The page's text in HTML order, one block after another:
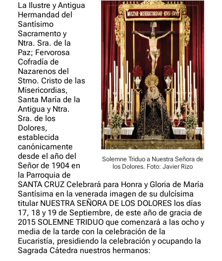
Solemne Triduo a Nuestra Señora de
los Dolores. Foto: Javier Rizo
La Ilustre y Antigua
Hermandad del
Santísimo
Sacramento y
Ntra. Sra. de la
Paz; Fervorosa
Cofradía de
Nazarenos del
Stmo. Cristo de las
Misericordias,
Santa María de la
Antigua y Ntra.
Sra. de los
Dolores,
establecida
canónicamente
desde el año del
Señor de 1904 en
la Parroquia de
SANTA CRUZ Celebrará para Honra y Gloria de María
Santísima en la venerada imagen de su dulcísima
titular NUESTRA SEÑORA DE LOS DOLORES los días
17, 18 y 19 de Septiembre, de este año de gracia de
2015 SOLEMNE TRIDUO que comenzará a las ocho y
media de la tarde con la celebración de la
Eucaristía, presidiendo la celebración y ocupando la
Sagrada Cátedra nuestros hermanos: